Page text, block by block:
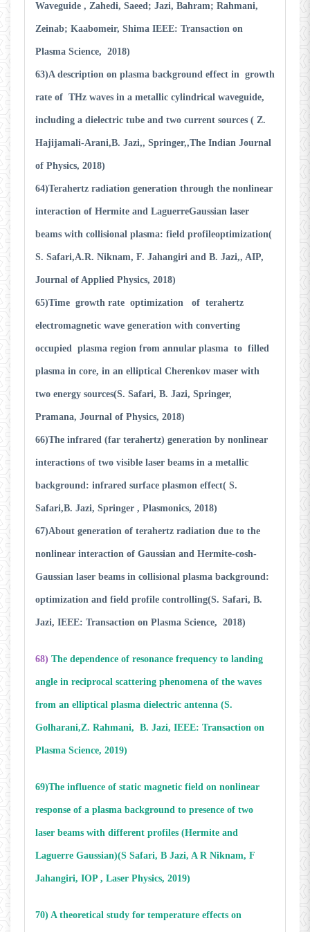
Waveguide , Zahedi, Saeed; Jazi, Bahram; Rahmani,
Zeinab; Kaabomeir, Shima IEEE: Transaction on
Plasma Science, 2018)
63)A description on plasma background effect in growth
rate of THz waves in a metallic cylindrical waveguide,
including a dielectric tube and two current sources ( Z.
Hajijamali-Arani,B. Jazi,, Springer,,The Indian Journal
of Physics, 2018)
64)Terahertz radiation generation through the nonlinear
interaction of Hermite and LaguerreGaussian laser
beams with collisional plasma: field profileoptimization(
S. Safari,A.R. Niknam, F. Jahangiri and B. Jazi,, AIP,
Journal of Applied Physics, 2018)
65)Time growth rate optimization of terahertz
electromagnetic wave generation with converting
occupied plasma region from annular plasma to filled
plasma in core, in an elliptical Cherenkov maser with
two energy sources(S. Safari, B. Jazi, Springer,
Pramana, Journal of Physics, 2018)
66)The infrared (far terahertz) generation by nonlinear
interactions of two visible laser beams in a metallic
background: infrared surface plasmon effect( S.
Safari,B. Jazi, Springer , Plasmonics, 2018)
67)About generation of terahertz radiation due to the
nonlinear interaction of Gaussian and Hermite-cosh-
Gaussian laser beams in collisional plasma background:
optimization and field profile controlling(S. Safari, B.
Jazi, IEEE: Transaction on Plasma Science, 2018)
68) The dependence of resonance frequency to landing
angle in reciprocal scattering phenomena of the waves
from an elliptical plasma dielectric antenna (S.
Golharani,Z. Rahmani, B. Jazi, IEEE: Transaction on
Plasma Science, 2019)
69)The influence of static magnetic field on nonlinear
response of a plasma background to presence of two
laser beams with different profiles (Hermite and
Laguerre Gaussian)(S Safari, B Jazi, A R Niknam, F
Jahangiri, IOP , Laser Physics, 2019)
70) A theoretical study for temperature effects on